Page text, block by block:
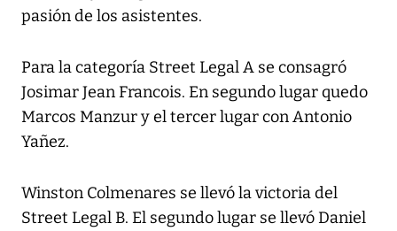
pasión de los asistentes.
Para la categoría Street Legal A se consagró
Josimar Jean Francois. En segundo lugar quedo
Marcos Manzur y el tercer lugar con Antonio
Yañez.
Winston Colmenares se llevó la victoria del
Street Legal B. El segundo lugar se llevó Daniel